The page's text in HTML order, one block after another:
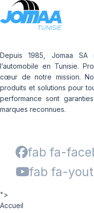
Depuis 1985, Jomaa
l’automobile en Tunisie.
cœur de notre mission.
produits et solutions pour
performance sont
marques reconnues.
fab fa-
fab fa-
">
Accueil